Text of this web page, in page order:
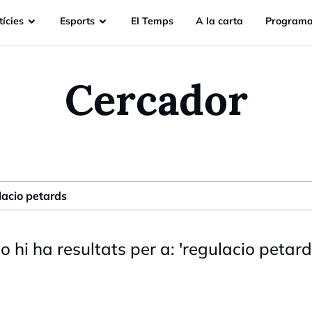
Esports EI Temps A la carta
Cercador
hi ha resultats per a: 'regulacio